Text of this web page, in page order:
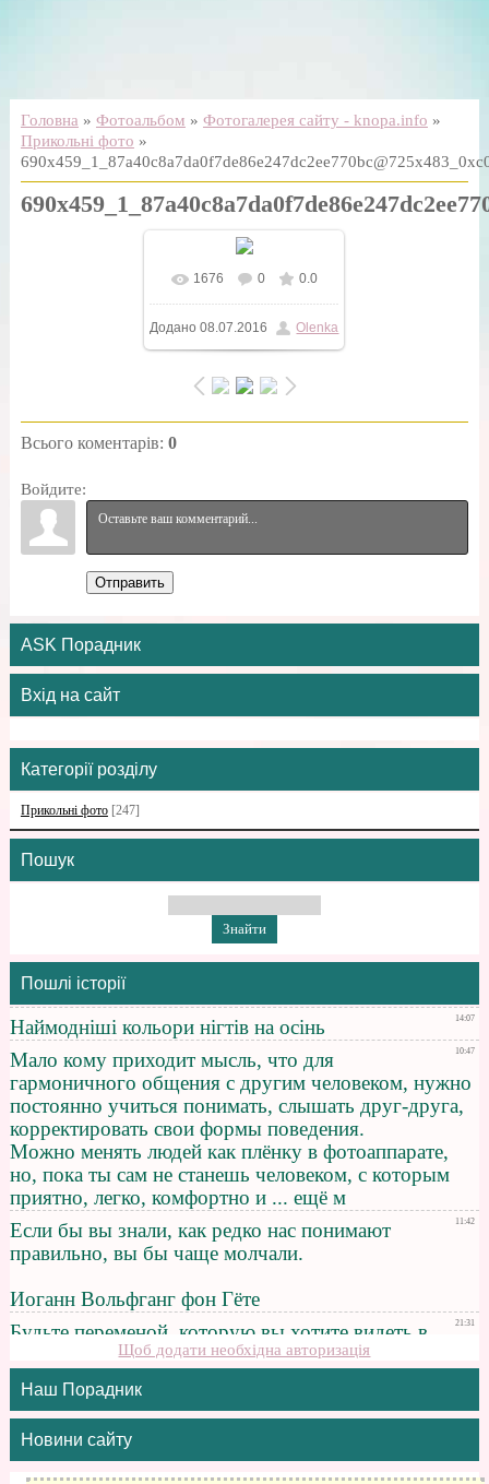
Головна » Фотоальбом » Фотогалерея сайту - knopa.info »
Прикольні фото »
У реальному розмірі
690x459/ 229.8Kb
1676 0 0.0
Додано 08.07.2016 Olenka
Всього коментарів: 0
Войдите:
Отправить
ASK Порадник
Вхід на сайт
Категорії розділу
Прикольні фото [247]
Пошук
Пошлі історії
Щоб додати необхідна авторизація
Наш Порадник
Новини сайту